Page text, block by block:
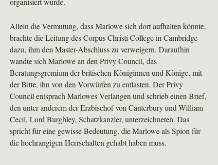
Allein die Vermutung, dass Marlowe sich dort aufhalten könnte,
brachte die Leitung des Corpus Christi College in Cambridge
dazu, ihm den Master-Abschluss zu verweigern. Daraufhin
wandte sich Marlowe an den Privy Council, das
Beratungsgremium der britischen Königinnen und Könige, mit
der Bitte, ihn von den Vorwürfen zu entlasten. Der Privy
Council entsprach Marlowes Verlangen und schrieb einen Brief,
den unter anderem der Erzbischof von Canterbury und William
Cecil, Lord Burghley, Schatzkanzler, unterzeichneten. Das
spricht für eine gewisse Bedeutung, die Marlowe als Spion für
die hochrangigen Herrschaften gehabt haben muss.